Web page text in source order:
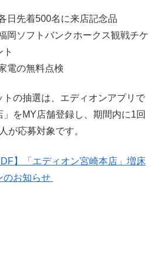
日先着500名に来店記念品
岡ソフトバンクホークス観戦チケ
電の無料点検
の抽選は、エディオンアプリで
」をMY店舗登録し、期間内に1回
が応募対象です。
】「エディオン宮崎本店」増床
のお知らせ